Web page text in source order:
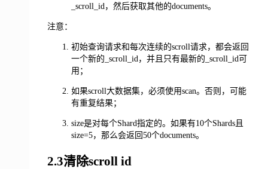
_scroll_id，然后获取其他的documents。
注意：
初始查询请求和每次连续的scroll请求，都会返回
一个新的_scroll_id，并且只有最新的_scroll_id可
用；
如果scroll大数据集，必须使用scan。否则，可能
有重复结果；
size是对每个Shard指定的。如果有10个Shards且
size=5，那么会返回50个documents。
2.3清除scroll id